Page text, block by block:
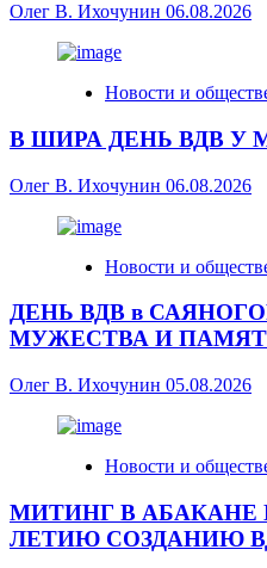
Олег В. Ихочунин 06.08.2026
Новости и
В ШИРА ДЕНЬ ВДВ У
Олег В. Ихочунин 06.08.2026
Новости и
ДЕНЬ ВДВ в
МУЖЕСТВА И
Олег В. Ихочунин 05.08.2026
Новости и
МИТИНГ В
ЛЕТИЮ СОЗДАНИЮ